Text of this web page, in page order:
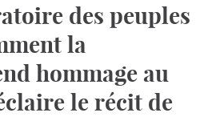
des peuples
la
hommage au
le récit de